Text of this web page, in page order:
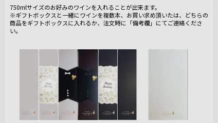
750mlサイズのお好みのワインを入れることが出来ます。
※ギフトボックスと一緒にワインを複数本、お買い求め頂いたは、どちらの
商品をギフトボックスに入れるか、注文時に「備考欄」にてご連絡くださ
い。